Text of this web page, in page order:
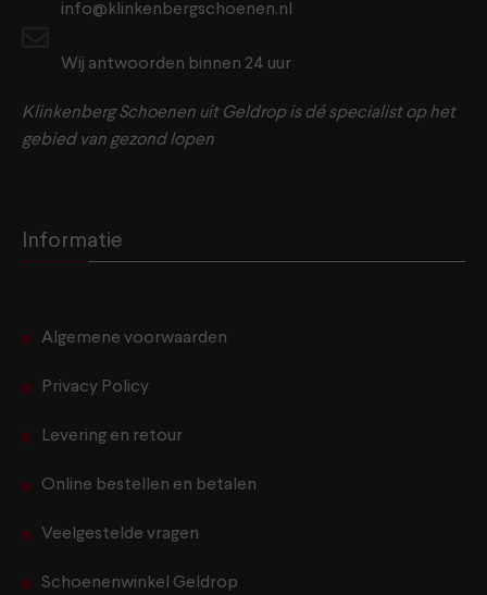
info@klinkenbergschoenen.nl
Wij antwoorden binnen 24 uur
Klinkenberg Schoenen uit Geldrop is dé specialist op het
gebied van gezond lopen
Informatie
Algemene voorwaarden
Privacy Policy
Levering en retour
Online bestellen en betalen
Veelgestelde vragen
Schoenenwinkel Geldrop